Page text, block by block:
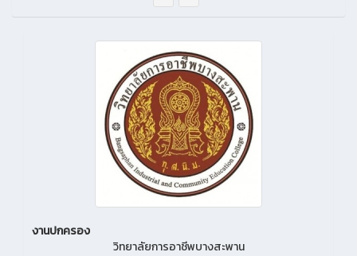
งานปกครอง
วิทยาลัยการอาชีพบางสะพาน